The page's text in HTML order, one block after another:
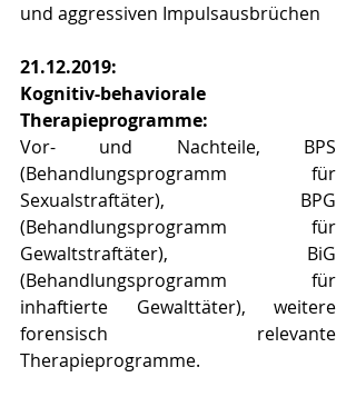
und aggressiven Impulsausbrüchen
21.12.2019:
Kognitiv-behaviorale
Therapieprogramme:
Vor- und Nachteile, BPS
(Behandlungsprogramm für
Sexualstraftäter), BPG
(Behandlungsprogramm für
Gewaltstraftäter), BiG
(Behandlungsprogramm für
inhaftierte Gewalttäter), weitere
forensisch relevante
Therapieprogramme.